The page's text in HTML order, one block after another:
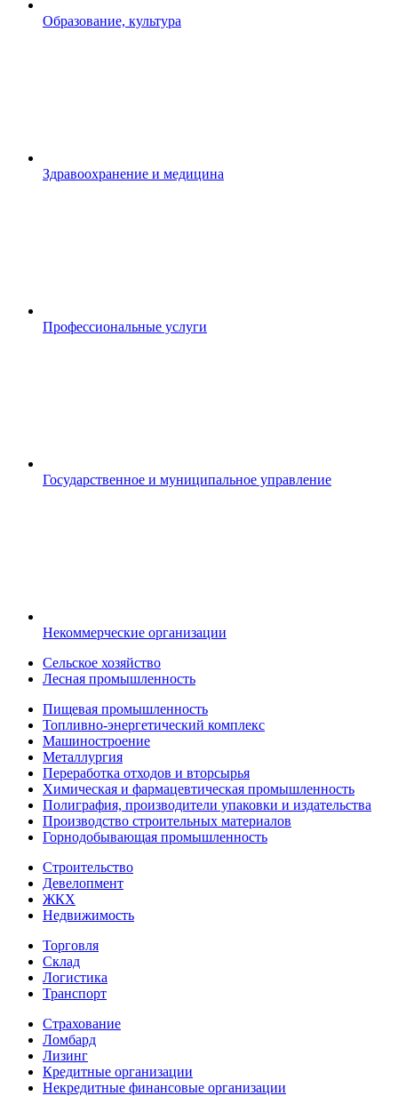
Образование, культура
Здравоохранение и медицина
Профессиональные услуги
Государственное и муниципальное управление
Некоммерческие организации
Сельское хозяйство
Лесная промышленность
Пищевая промышленность
Топливно-энергетический комплекс
Машиностроение
Металлургия
Переработка отходов и вторсырья
Химическая и фармацевтическая промышленность
Полиграфия, производители упаковки и издательства
Производство строительных материалов
Горнодобывающая промышленность
Строительство
Девелопмент
ЖКХ
Недвижимость
Торговля
Склад
Логистика
Транспорт
Страхование
Ломбард
Лизинг
Кредитные организации
Некредитные финансовые организации